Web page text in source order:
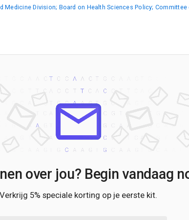
Division; Board on Health Sciences Policy;
over jou? Begin vandaag
Verkrijg 5% speciale korting op je eerste kit.